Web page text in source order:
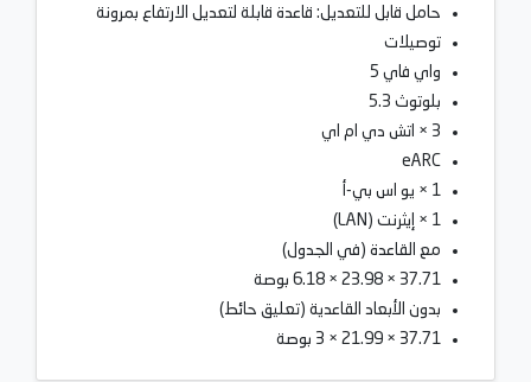
حامل قابل للتعديل: قاعدة قابلة لتعديل الارتفاع بمرونة
توصيلات
واي فاي 5
بلوتوث 5.3
3 × اتش دي ام اي
eARC
1 × يو اس بي-أ
1 × إيثرنت (LAN)
مع القاعدة (في الجدول)
37.71 × 23.98 × 6.18 بوصة
بدون الأبعاد القاعدية (تعليق حائط)
37.71 × 21.99 × 3 بوصة